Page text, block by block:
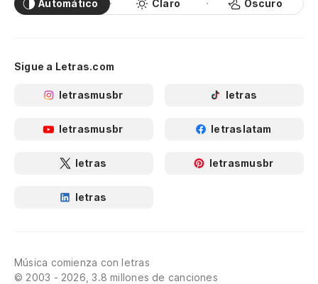
Automático Claro Oscuro
Sigue a Letras.com
letrasmusbr letras
letrasmusbr letraslatam
letras letrasmusbr
letras
Música comienza con letras
© 2003 - 2026, 3.8 millones de canciones